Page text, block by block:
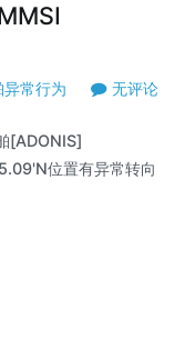
异常行为 无评论
[ADONIS]
位置有异常转向